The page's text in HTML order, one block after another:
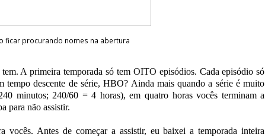
ficar procurando nomes na abertura
A primeira temporada só tem OITO episódios. Cada episódio só
tempo descente de série, HBO? Ainda mais quando a série é muito
minutos; 240/60 = 4 horas), em quatro horas vocês terminam a
para não assistir.
vocês. Antes de começar a assistir, eu baixei a temporada inteira